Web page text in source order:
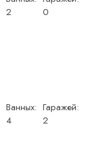
2
0
Ванных:
4
Гаражей:
2